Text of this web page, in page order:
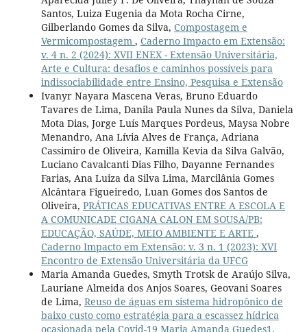
Santos, Luiza Eugenia da Mota Rocha Cirne,
Gilberlando Gomes da Silva, Compostagem e
Vermicompostagem , Caderno Impacto em Extensão:
v. 4 n. 2 (2024): XVII ENEX - Extensão Universitária,
Arte e Cultura: desafios e caminhos possíveis para
indissociabilidade entre Ensino, Pesquisa e Extensão
Ivanyr Nayara Mascena Veras, Bruno Eduardo
Tavares de Lima, Danila Paula Nunes da Silva, Daniela
Mota Dias, Jorge Luís Marques Pordeus, Maysa Nobre
Menandro, Ana Lívia Alves de França, Adriana
Cassimiro de Oliveira, Kamilla Kevia da Silva Galvão,
Luciano Cavalcanti Dias Filho, Dayanne Fernandes
Farias, Ana Luiza da Silva Lima, Marcilânia Gomes
Alcântara Figueiredo, Luan Gomes dos Santos de
Oliveira, PRÁTICAS EDUCATIVAS ENTRE A ESCOLA E
A COMUNICADE CIGANA CALON EM SOUSA/PB:
EDUCAÇÃO, SAÚDE, MEIO AMBIENTE E ARTE ,
Caderno Impacto em Extensão: v. 3 n. 1 (2023): XVI
Encontro de Extensão Universitária da UFCG
Maria Amanda Guedes, Smyth Trotsk de Araújo Silva,
Lauriane Almeida dos Anjos Soares, Geovani Soares
de Lima, Reuso de águas em sistema hidropônico de
baixo custo como estratégia para a escassez hídrica
ocasionada pela Covid-19 Maria Amanda Guedes1,